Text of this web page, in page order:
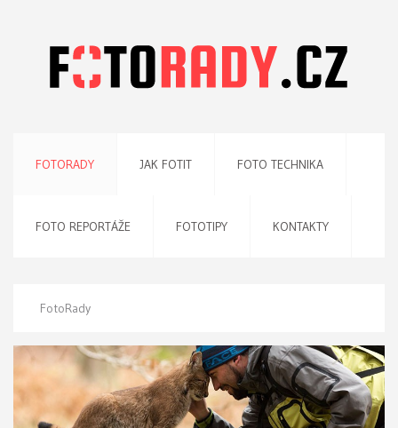
FOTORADY JAK FOTIT FOTO TECHNIKA
FOTO REPORTÁŽE FOTOTIPY KONTAKTY
FotoRady